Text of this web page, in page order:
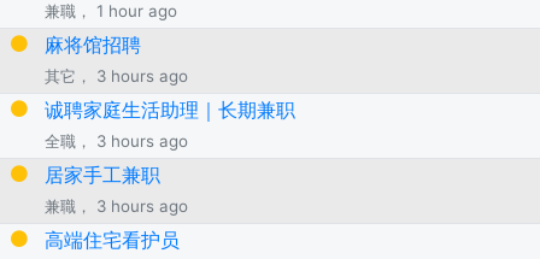
兼職， 1 hour ago
麻将馆招聘
其它， 3 hours ago
诚聘家庭生活助理｜长期兼职
全職， 3 hours ago
居家手工兼职
兼職， 3 hours ago
高端住宅看护员